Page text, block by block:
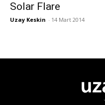
Solar Flare
Uzay Keskin - 14 Mart 2014